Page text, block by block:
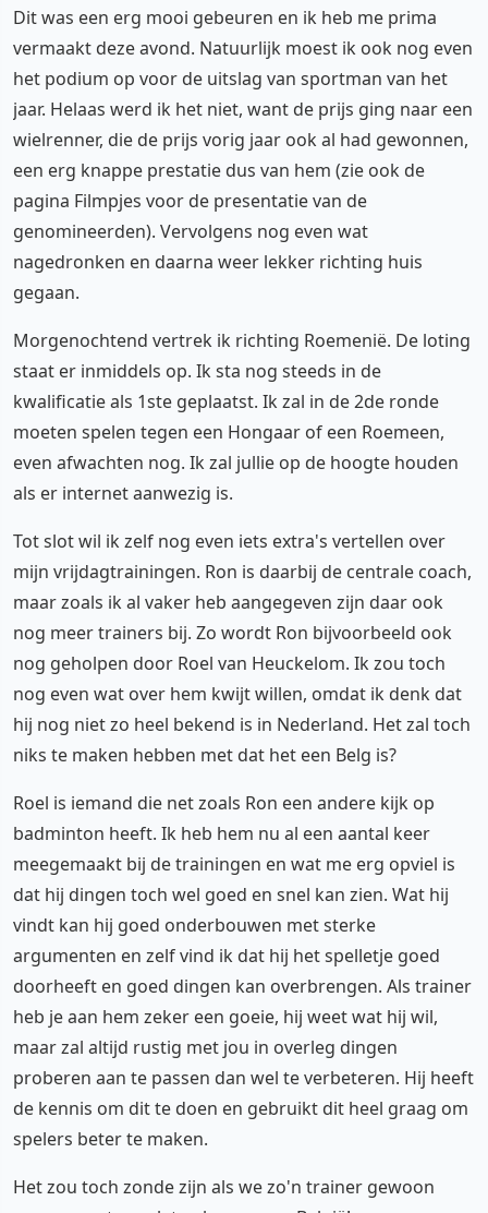
Dit was een erg mooi gebeuren en ik heb me prima
vermaakt deze avond. Natuurlijk moest ik ook nog even
het podium op voor de uitslag van sportman van het
jaar. Helaas werd ik het niet, want de prijs ging naar een
wielrenner, die de prijs vorig jaar ook al had gewonnen,
een erg knappe prestatie dus van hem (zie ook de
pagina Filmpjes voor de presentatie van de
genomineerden). Vervolgens nog even wat
nagedronken en daarna weer lekker richting huis
gegaan.
Morgenochtend vertrek ik richting Roemenië. De loting
staat er inmiddels op. Ik sta nog steeds in de
kwalificatie als 1ste geplaatst. Ik zal in de 2de ronde
moeten spelen tegen een Hongaar of een Roemeen,
even afwachten nog. Ik zal jullie op de hoogte houden
als er internet aanwezig is.
Tot slot wil ik zelf nog even iets extra's vertellen over
mijn vrijdagtrainingen. Ron is daarbij de centrale coach,
maar zoals ik al vaker heb aangegeven zijn daar ook
nog meer trainers bij. Zo wordt Ron bijvoorbeeld ook
nog geholpen door Roel van Heuckelom. Ik zou toch
nog even wat over hem kwijt willen, omdat ik denk dat
hij nog niet zo heel bekend is in Nederland. Het zal toch
niks te maken hebben met dat het een Belg is?
Roel is iemand die net zoals Ron een andere kijk op
badminton heeft. Ik heb hem nu al een aantal keer
meegemaakt bij de trainingen en wat me erg opviel is
dat hij dingen toch wel goed en snel kan zien. Wat hij
vindt kan hij goed onderbouwen met sterke
argumenten en zelf vind ik dat hij het spelletje goed
doorheeft en goed dingen kan overbrengen. Als trainer
heb je aan hem zeker een goeie, hij weet wat hij wil,
maar zal altijd rustig met jou in overleg dingen
proberen aan te passen dan wel te verbeteren. Hij heeft
de kennis om dit te doen en gebruikt dit heel graag om
spelers beter te maken.
Het zou toch zonde zijn als we zo'n trainer gewoon